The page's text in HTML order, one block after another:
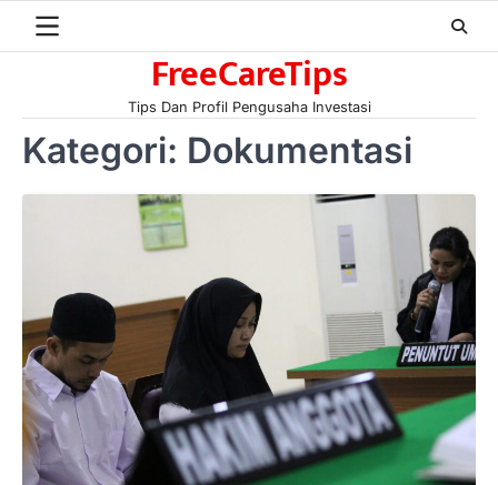
FreeCareTips
Tips Dan Profil Pengusaha Investasi
Kategori: Dokumentasi